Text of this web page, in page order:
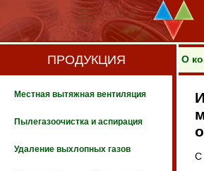
ПРОДУКЦИЯ
Местная вытяжная вентиляция
Пылегазоочистка и аспирация
Удаление выхлопных газов
О
С